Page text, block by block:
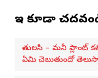
ఇవి కూడా
తులసి – మనీ ప్లాంట్
ఏమి చెబుతుందో